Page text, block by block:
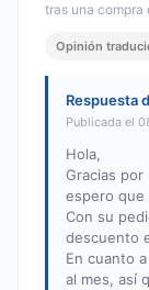
tras una compra
Opinión
Respuesta
Publicada el
Hola,
Gracias
espero que
Con su
descuento
En cuanto
al mes, así